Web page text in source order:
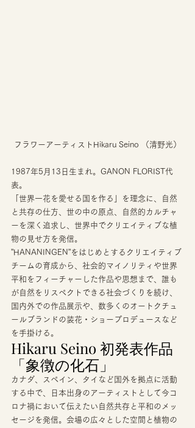
フラワーアーティストHikaru Seino （清野光）
1987年5月13日生まれ。GANON FLORIST代
表。
「世界一花を愛せる国を作る」を理念に、自然
と共存の仕方、世の中の原点、自然的カルチャ
ーを深く追求し、世界中でクリエイティブな植
物の見せ方を発信。
”HANANINGEN”をはじめとするクリエイティブ
チームの育成から、社会的マイノリティや世界
平和をフィーチャーした作品や思想まで、誰も
が自然をリスペクトできる社会づくりを続け、
国内外での作品展示や、数多くのオートクチュ
ールブランドの装花・ショープロデュースなど
を手掛ける。
Hikaru Seino 初発表作品
「象徴の化石」
カナダ、スペイン、タイなど国外を拠点に活動
する中で、日本出身のアーティストとして今コ
ロナ禍において伝えたい自然共存と平和のメッ
セージを発信。会場の広々とした空間と植物の